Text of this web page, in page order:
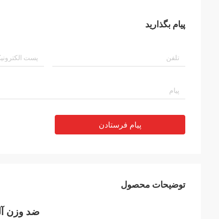
پیام بگذارید
پیام فرستادن
توضیحات محصول
ضد وزن